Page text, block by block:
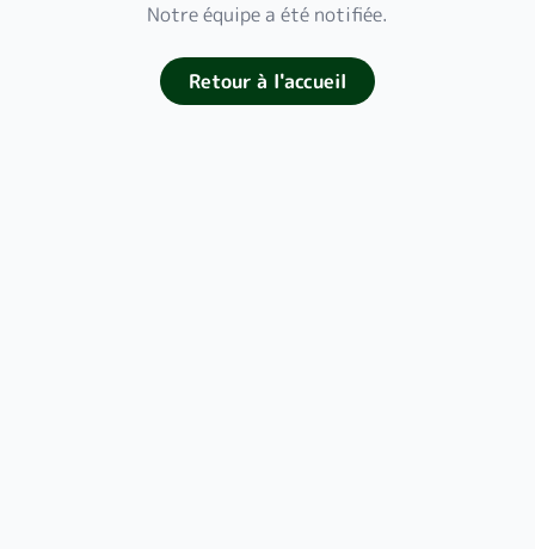
Notre équipe a été notifiée.
Retour à l'accueil